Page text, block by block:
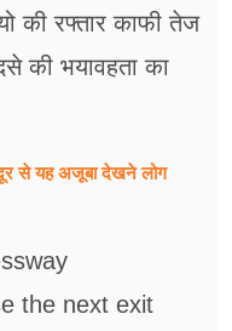
की रफ्तार काफी तेज
की भयावहता का
से यह अजूबा देखने लोग
the next exit